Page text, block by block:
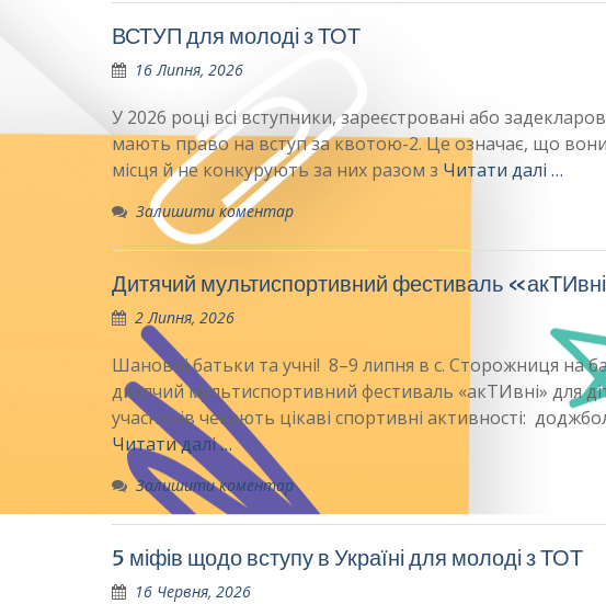
ВСТУП для молоді з ТОТ
16 Липня, 2026
У 2026 році всі вступники, зареєстровані або
мають право на вступ за квотою-2. Це означає, що
місця й не конкурують за них разом з Читати далі …
Залишити коментар
Дитячий мультиспортивний фестиваль
2 Липня, 2026
Шановні батьки та учні! 8–9 липня в с. Сторожниця на
дитячий мультиспортивний фестиваль «акТИвні» для
учасників чекають цікаві спортивні активності:
Читати далі …
Залишити коментар
5 міфів щодо вступу в Україні для молоді з ТОТ
16 Червня, 2026